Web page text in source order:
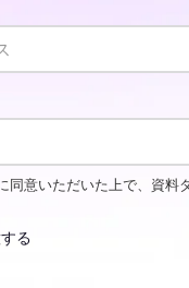
同意いただいた上で、資料
る